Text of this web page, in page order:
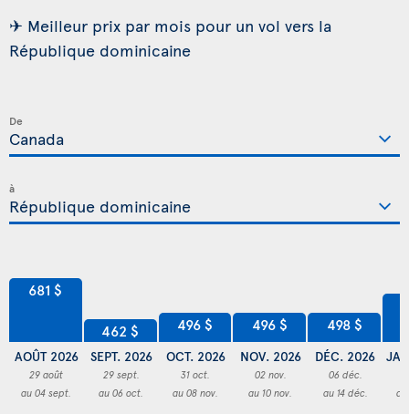
✈ Meilleur prix par mois pour un vol vers la
République dominicaine
De
à
681 $
AOÛT 2026
29 août
au 04 sept.
462 $
SEPT. 2026
29 sept.
au 06 oct.
496 $
OCT. 2026
31 oct.
au 08 nov.
496 $
NOV. 2026
02 nov.
au 10 nov.
498 $
DÉC. 2026
06 déc.
au 14 déc.